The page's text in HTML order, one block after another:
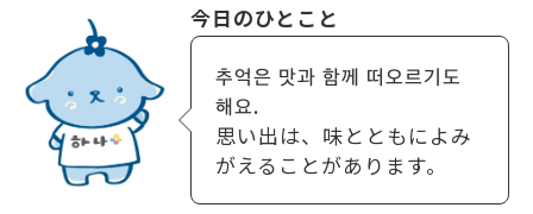
今日のひとこと
추억은 맛과 함께 떠오르기도
해요.
思い出は、味とともによみ
がえることがあります。